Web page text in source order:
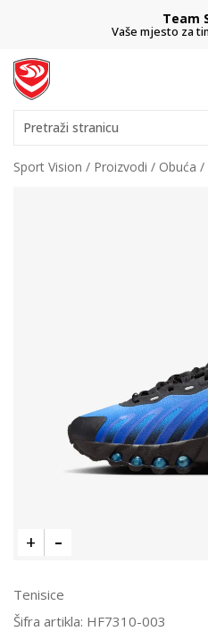
Team
Vaše mjesto za
Pretraži stranicu
Sport Vision Proizvodi Obuća
Tenisice
Šifra artikla: HF7310-003